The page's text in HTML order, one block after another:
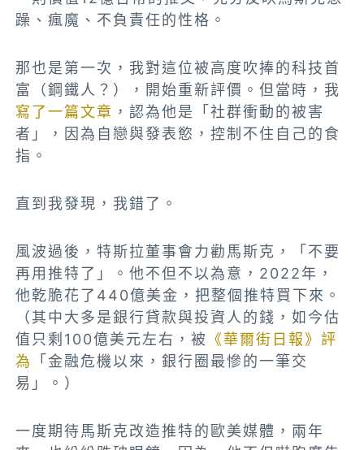
躁、瘋魔、不負責任的性格。
那也是第一次，我對這位被高度吹捧的科技首
富（鋼鐵人？），開始重新評價。但當時，我
寫了一篇文章 ，認為他是「社群衝動的被害
者」，因為自戀與發表慾，控制不住自己的食
指。
直到我發現，我錯了。
風波過後，特斯拉董事會力勸馬斯克，「不要
再用推特了」。他不但不以為意，2022年，
他乾脆花了440億美金，把整個推特買下來。
（其中大多是銀行貸款與投資人的錢，如今估
值只剩100億美元左右，被 《華爾街日報》評
為
「金融危機以來，銀行圈最慘的一筆交
易」。）
一度期待馬斯克改造推特的歐美媒體，兩年